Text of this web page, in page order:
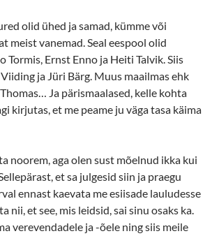
olid ühed ja samad, kümme või
meist vanemad. Seal eespool olid
Tormis, Ernst Enno ja Heiti Talvik. Siis
ja Jüri Bärg. Muus maailmas ehk
Ja pärismaalased, kelle kohta
kirjutas, et me peame ju väga tasa käima
noorem, aga olen sust mõelnud ikka kui
et sa julgesid siin ja praegu
ennast kaevata me esiisade lauludesse
nii, et see, mis leidsid, sai sinu osaks ka.
verevendadele ja -õele ning siis meile